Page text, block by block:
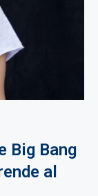
Big Bang
al